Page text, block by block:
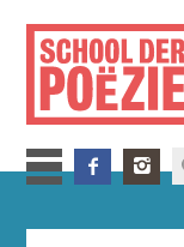
inhoud
gaan